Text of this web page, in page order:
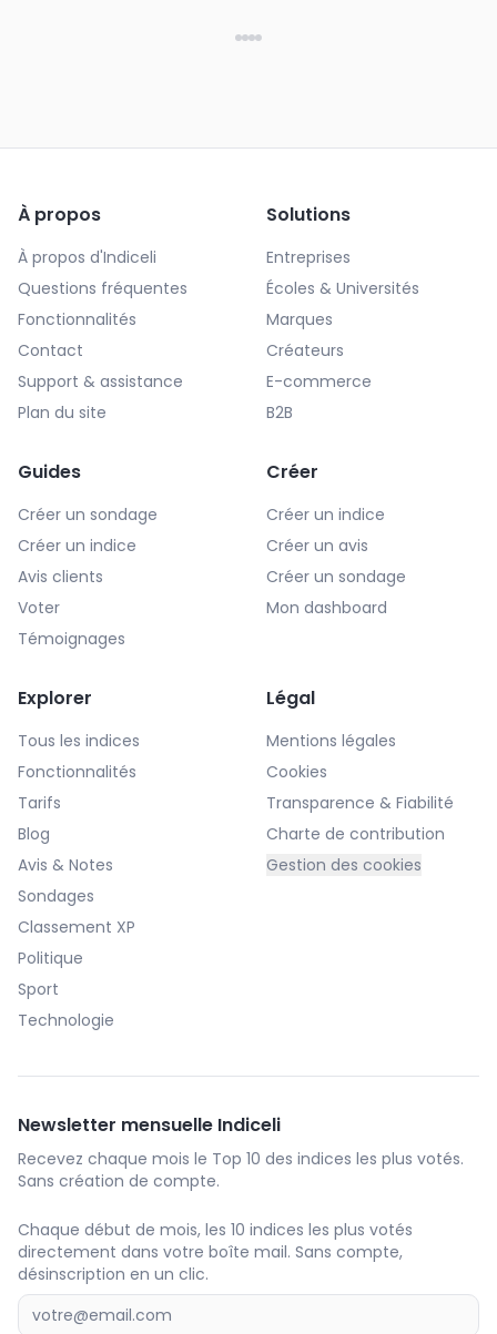
À propos
À propos d'Indiceli
Questions fréquentes
Fonctionnalités
Contact
Support & assistance
Plan du site
Solutions
Entreprises
Écoles & Universités
Marques
Créateurs
E-commerce
B2B
Guides
Créer un sondage
Créer un indice
Avis clients
Voter
Témoignages
Créer
Créer un indice
Créer un avis
Créer un sondage
Mon dashboard
Explorer
Tous les indices
Fonctionnalités
Tarifs
Blog
Avis & Notes
Sondages
Classement XP
Politique
Sport
Technologie
Légal
Mentions légales
Cookies
Transparence & Fiabilité
Charte de contribution
Gestion des cookies
Newsletter mensuelle Indiceli
Recevez chaque mois le Top 10 des indices les plus votés.
Sans création de compte.
Chaque début de mois, les 10 indices les plus votés
directement dans votre boîte mail. Sans compte,
désinscription en un clic.